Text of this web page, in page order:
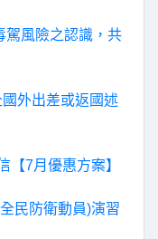
駕風險之認識，共
外出差或返國述
【7月優惠方案】
民防衛動員)演習